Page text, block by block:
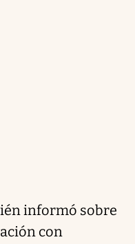
informó sobre
con